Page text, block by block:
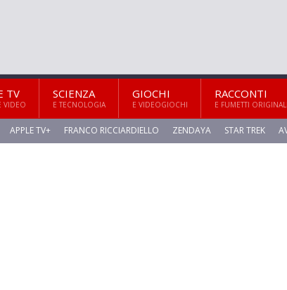
TV
VIDEO
SCIENZA
E TECNOLOGIA
GIOCHI
E VIDEOGIOCHI
RACCONTI
E FUMETTI ORIGINALI
APPLE TV+ FRANCO RICCIARDIELLO ZENDAYA STAR TREK